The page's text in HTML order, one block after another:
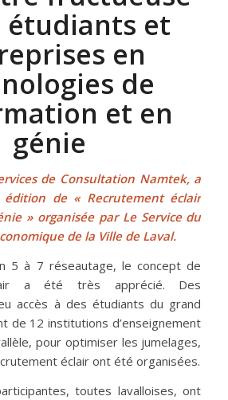
étudiants et
en
de
et en
génie
de Consultation Namtek, a
de « Recrutement éclair
» organisée par Le Service du
de la Ville de Laval.
5 à 7 réseautage, le concept de
a été très apprécié. Des
accès à des étudiants du grand
de 12 institutions d’enseignement
pour optimiser les jumelages,
éclair ont été organisées.
toutes lavalloises, ont